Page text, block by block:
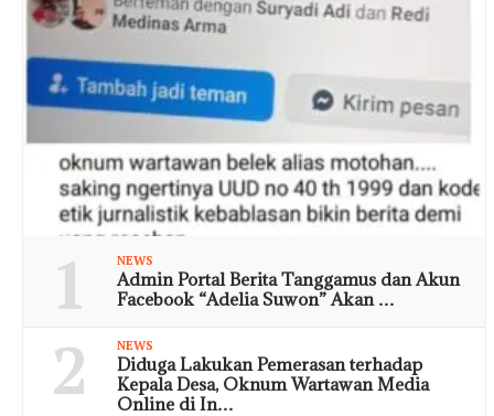
1 NEWS
Admin Portal Berita Tanggamus dan Akun
Facebook “Adelia Suwon” Akan …
2 NEWS
Diduga Lakukan Pemerasan terhadap
Kepala Desa, Oknum Wartawan Media
Online di In…